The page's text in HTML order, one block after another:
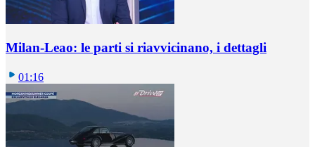
Milan-Leao: le parti si riavvicinano, i dettagli
01:16